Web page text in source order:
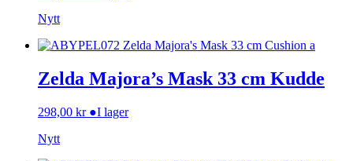
Nytt
Zelda Majora’s Mask 33 cm Kudde
298,00 kr ●I lager
Nytt